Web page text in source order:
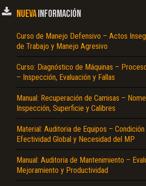
NUEVAINFORMACIÓN
Curso de Manejo Defensivo – Actos
de Trabajo y Manejo Agresivo
Curso: Diagnóstico de Máquinas –
– Inspección, Evaluación y Fallas
Manual: Recuperación de Camisas –
Inspección, Superficie y Calibres
Material: Auditoria de Equipos –
Efectividad Global y Necesidad del MP
Manual: Auditoria de Mantenimiento –
Mejoramiento y Productividad